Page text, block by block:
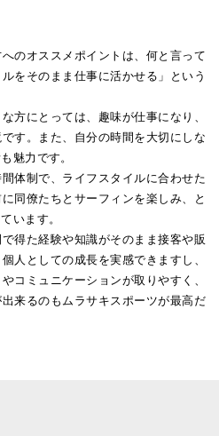
のオススメポイントは、何と言って
をそのまま仕事に活かせる」という
方にとっては、趣味が仕事になり、
す。また、自分の時間を大切にしな
魅力です。
体制で、ライフスタイルに合わせた
同僚たちとサーフィンを楽しみ、と
います。
得た経験や知識がそのまま接客や販
人としての成長を実感できますし、
コミュニケーションが取りやすく、
来るのもムラサキスポーツが最高だ